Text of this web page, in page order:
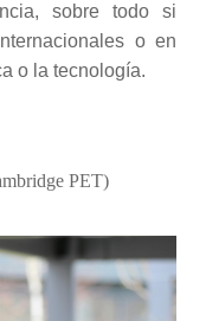
sobre todo si
o en
o la tecnología.
PET)